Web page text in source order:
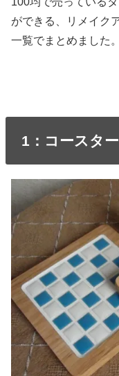
ができる、リメイク
一覧でまとめました。
1：コースタ